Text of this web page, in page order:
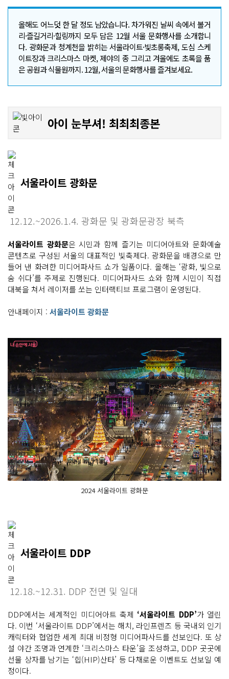
올해도 어느덧 한 달 정도 남았습니다. 차가워진 날씨 속에서 볼거
리·즐길거리·힐링까지 모두 담은 12월 서울 문화행사를 소개합니
다. 광화문과 청계천을 밝히는 서울라이트·빛초롱축제, 도심 스케
이트장과 크리스마스 마켓, 제야의 종 그리고 겨울에도 초록을 품
은 공원과 식물원까지. 12월, 서울의 문화행사를 즐겨보세요.
아이 눈부셔! 최최최종본
서울라이트 광화문
12.12.~2026.1.4. 광화문 및 광화문광장 북측
서울라이트 광화문은 시민과 함께 즐기는 미디어아트와 문화예술
콘텐츠로 구성된 서울의 대표적인 빛축제다. 광화문을 배경으로 만
들어 낸 화려한 미디어파사드 쇼가 일품이다. 올해는 ‘광화, 빛으로
숨 쉬다’를 주제로 진행된다. 미디어파사드 쇼와 함께 시민이 직접
대북을 쳐서 레이저를 쏘는 인터랙티브 프로그램이 운영된다.
안내페이지 : 서울라이트 광화문
2024 서울라이트 광화문
서울라이트 DDP
12.18.~12.31. DDP 전면 및 일대
DDP에서는 세계적인 미디어아트 축제 ‘서울라이트 DDP’가 열린
다. 이번 ‘서울라이트 DDP’에서는 해치, 라인프렌즈 등 국내외 인기
캐릭터와 협업한 세계 최대 비정형 미디어파사드를 선보인다. 또 상
설 야간 조명과 연계한 ‘크리스마스 타운’을 조성하고, DDP 곳곳에
선물 상자를 남기는 ‘힙(HIP)산타’ 등 다채로운 이벤트도 선보일 예
정이다.